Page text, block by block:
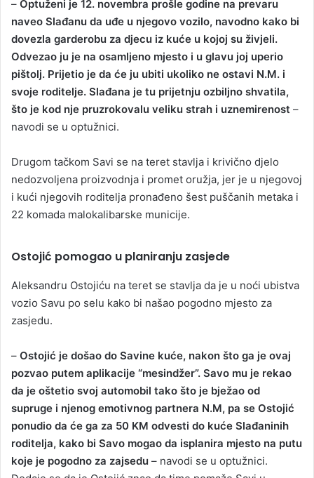
– Optuženi je 12. novembra prošle godine na prevaru
naveo Slađanu da uđe u njegovo vozilo, navodno kako bi
dovezla garderobu za djecu iz kuće u kojoj su živjeli.
Odvezao ju je na osamljeno mjesto i u glavu joj uperio
pištolj. Prijetio je da će ju ubiti ukoliko ne ostavi N.M. i
svoje roditelje. Slađana je tu prijetnju ozbiljno shvatila,
što je kod nje pruzrokovalu veliku strah i uznemirenost –
navodi se u optužnici.
Drugom tačkom Savi se na teret stavlja i krivično djelo
nedozvoljena proizvodnja i promet oružja, jer je u njegovoj
i kući njegovih roditelja pronađeno šest puščanih metaka i
22 komada malokalibarske municije.
Ostojić pomogao u planiranju zasjede
Aleksandru Ostojiću na teret se stavlja da je u noći ubistva
vozio Savu po selu kako bi našao pogodno mjesto za
zasjedu.
– Ostojić je došao do Savine kuće, nakon što ga je ovaj
pozvao putem aplikacije “mesindžer”. Savo mu je rekao
da je oštetio svoj automobil tako što je bježao od
supruge i njenog emotivnog partnera N.M, pa se Ostojić
ponudio da će ga za 50 KM odvesti do kuće Slađaninih
roditelja, kako bi Savo mogao da isplanira mjesto na putu
koje je pogodno za zajsedu – navodi se u optužnici.